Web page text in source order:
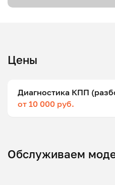
Цены
Диагностика КПП
от 10 000 руб.
Обслуживаем